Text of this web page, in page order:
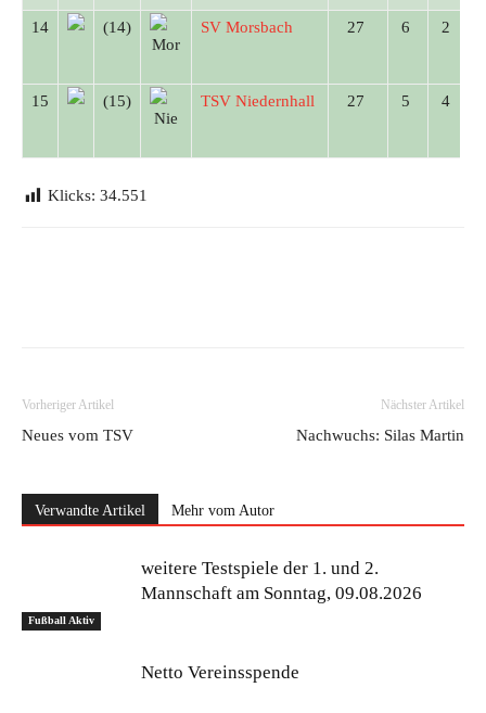
14 (14) SV Morsbach 27 6 2
15 (15) TSV Niedernhall 27 5 4
Klicks: 34.551
Vorheriger Artikel
Neues vom TSV
Nächster Artikel
Nachwuchs: Silas Martin
Verwandte Artikel Mehr vom Autor
Fußball Aktiv
weitere Testspiele der 1. und 2.
Mannschaft am Sonntag, 09.08.2026
Netto Vereinsspende